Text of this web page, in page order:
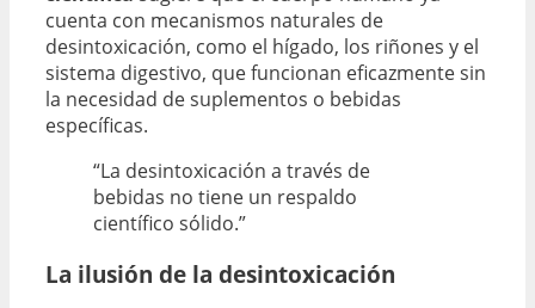
cuenta con mecanismos naturales de
desintoxicación, como el hígado, los riñones y el
sistema digestivo, que funcionan eficazmente sin
la necesidad de suplementos o bebidas
específicas.
“La desintoxicación a través de
bebidas no tiene un respaldo
científico sólido.”
La ilusión de la desintoxicación